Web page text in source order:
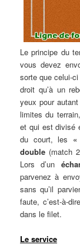
Le principe du
vous devez
sorte que celui-
droit qu’à un
yeux pour
limites du
et qui est divisé
du court, les
double (match
Lors d’un
parvenez à
sans qu’il
faute, c’est-à-
dans le filet.
Le service